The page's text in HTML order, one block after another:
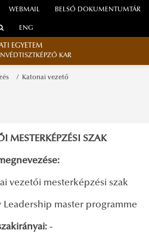
WEBMAIL BELSŐ DOKUMENTUMTÁR
ENG
EGYETEM
KAR
Katonai vezető
MESTERKÉPZÉSI SZAK
vezetői mesterképzési szak
master programme
-